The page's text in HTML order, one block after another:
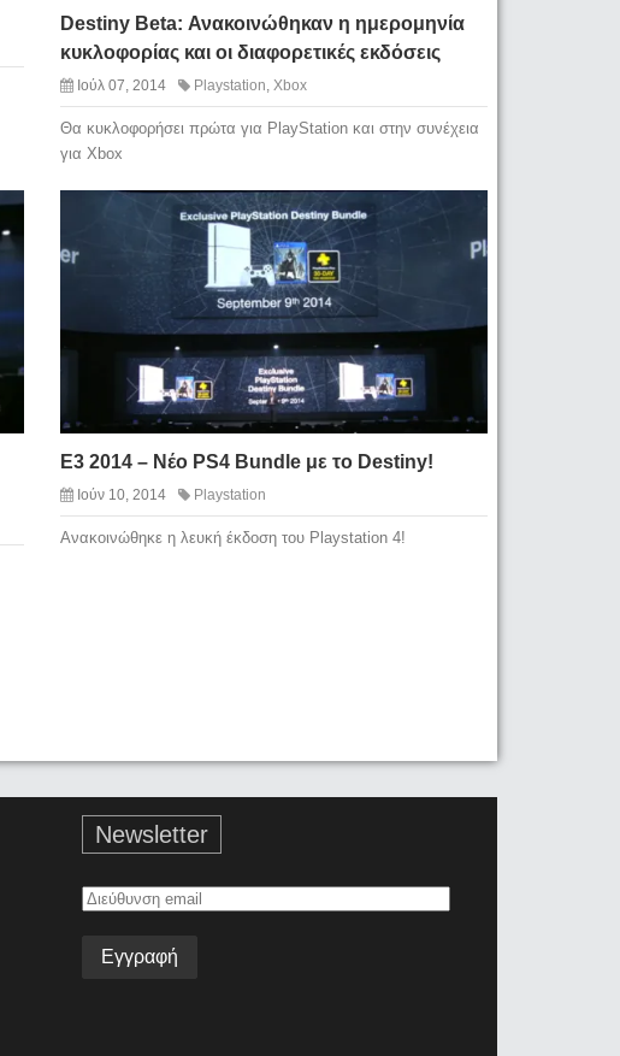
Destiny Beta: Ανακοινώθηκαν η ημερομηνία
κυκλοφορίας και οι διαφορετικές εκδόσεις
Ιούλ 07, 2014 Playstation,Xbox
Θα κυκλοφορήσει πρώτα για PlayStation και στην συνέχεια
για Xbox
Ε3 2014 – Νέο PS4 Bundle με το Destiny!
Ιούν 10, 2014 Playstation
Ανακοινώθηκε η λευκή έκδοση του Playstation 4!
Newsletter
Διεύθυνση